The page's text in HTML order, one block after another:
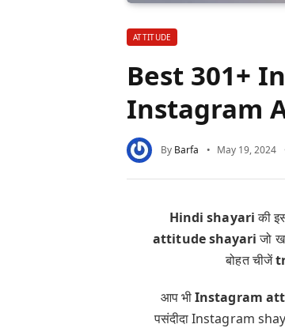
ATTITUDE
Best 301+
Instagram
By Barfa May 19, 2024
Hindi shayariकी
attitude shayariजो
बोहत चीजें
आप भीInstagram
पसंदीदा Instagram